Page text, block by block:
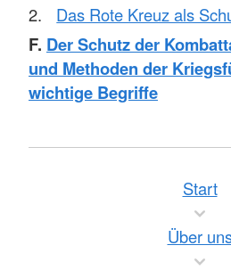
Das Rote Kreuz als
F. Der Schutz der
und Methoden der
wichtige Begriffe
Start
Über